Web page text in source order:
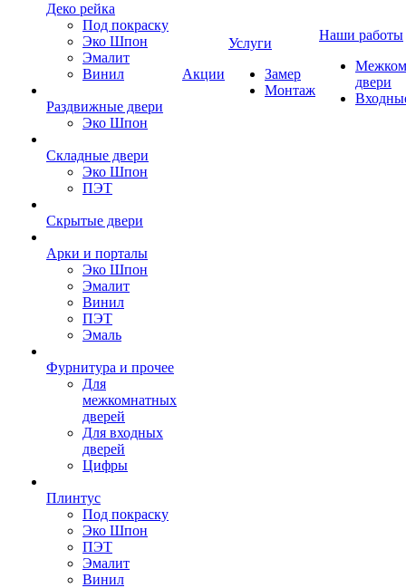
Деко рейка
Под покраску
Эко Шпон
Эмалит
Винил
Раздвижные двери
Эко Шпон
Складные двери
Эко Шпон
ПЭТ
Скрытые двери
Арки и порталы
Эко Шпон
Эмалит
Винил
ПЭТ
Эмаль
Фурнитура и прочее
Для
межкомнатных
дверей
Для входных
дверей
Цифры
Плинтус
Под покраску
Эко Шпон
ПЭТ
Эмалит
Винил
Акции
Услуги
Замер
Монтаж
Наши работы
двери